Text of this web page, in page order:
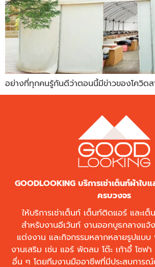
อย่างที่ทุกคนรู้กันดีว่าตอนนี้มีข่าวของโควิด
GOODLOOKING บริการเช่าเต็นท์ผ้าใบ
ครบวงจร
ให้บริการเช่าเต็นท์ เต็นท์ติดแอร์ และเ
สำหรับงานอีเว้นท์ งานออกบูธกลางแจ้
แต่งงาน และกิจกรรมหลากหลายรูปแบ
งานเสริม เช่น แอร์ พัดลม โต๊ะ เก้าอี้ โซฟ
อื่น ๆ โดยทีมงานมืออาชีพที่มีประสบการ